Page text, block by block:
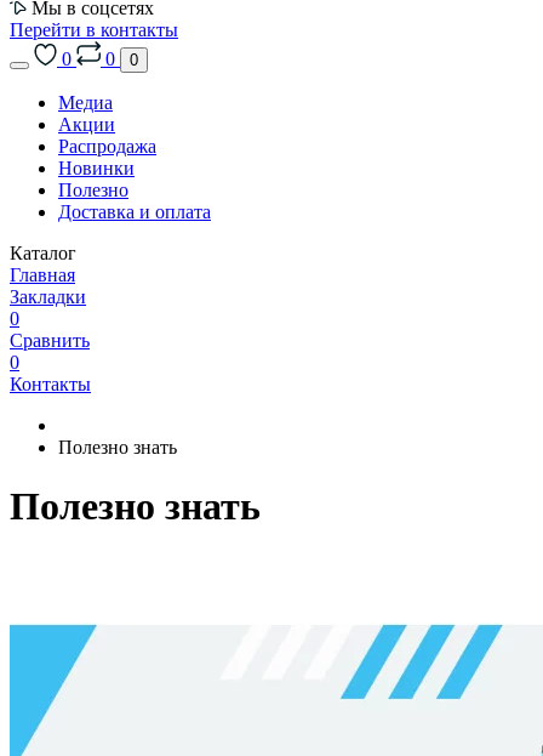
Мы в соцсетях
Перейти в контакты
0
0 0
Медиа
Акции
Распродажа
Новинки
Полезно
Доставка и оплата
Каталог
Главная
Закладки
0
Сравнить
0
Контакты
Полезно знать
Полезно знать